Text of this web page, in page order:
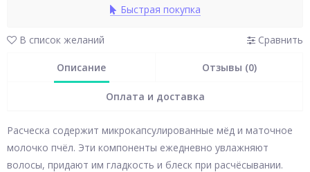
Быстрая покупка
В список желаний Сравнить
Описание Отзывы (0)
Оплата и доставка
Расческа содержит микрокапсулированные мёд и маточное
молочко пчёл. Эти компоненты ежедневно увлажняют
волосы, придают им гладкость и блеск при расчёсывании.